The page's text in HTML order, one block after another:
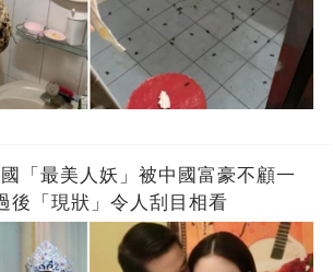
「最美人妖」被中國富豪不顧一
「現狀」令人刮目相看